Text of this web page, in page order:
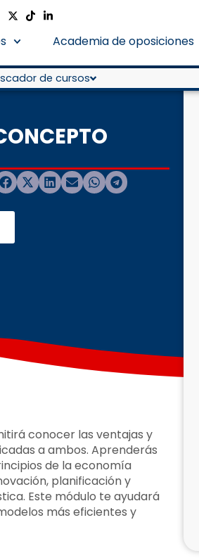
Academia de oposiciones
de cursos
conocer las ventajas y
a ambos. Aprenderás
de la economía
planificación y
Este módulo te ayudará
más eficientes y